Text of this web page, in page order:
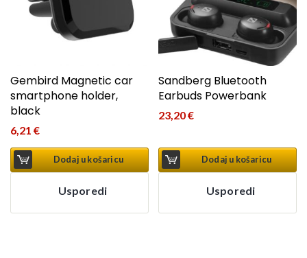
Gembird Magnetic car
smartphone holder,
black
6,21 €
Dodaj u košaricu
Usporedi
Sandberg Bluetooth
Earbuds Powerbank
23,20€
Dodaj u košaricu
Usporedi